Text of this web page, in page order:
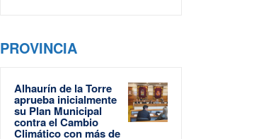
PROVINCIA
Alhaurín de la Torre
aprueba inicialmente
su Plan Municipal
contra el Cambio
Climático con más de